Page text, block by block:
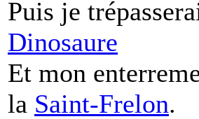
Puis je
Dinosaure
Et mon
la Saint-Frelon.